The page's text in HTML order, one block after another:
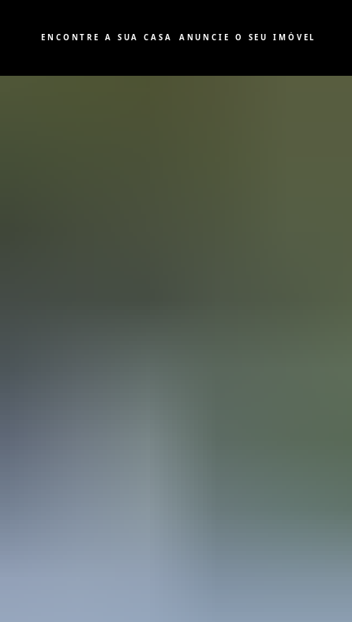
ENCONTRE A SUA CASA ANUNCIE O SEU IMÓVEL